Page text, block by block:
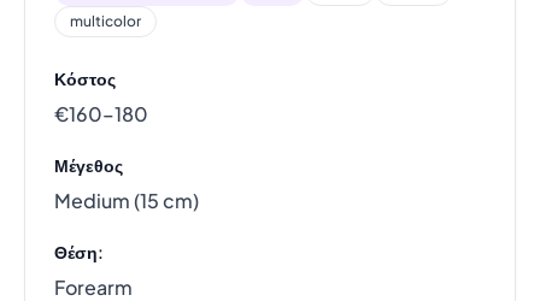
multicolor
Κόστος
€160–180
Μέγεθος
Medium (15 cm)
Θέση:
Forearm